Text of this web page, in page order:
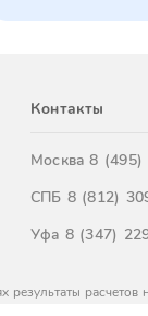
Контакты
Москва8 (495)
СПБ 8 (812)
Уфа 8 (347)
расчетов